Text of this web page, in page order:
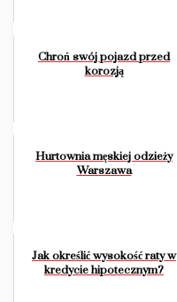
Chroń swój pojazd przed
korozją
Hurtownia męskiej odzieży
Warszawa
Jak określić wysokość raty w
kredycie hipotecznym?